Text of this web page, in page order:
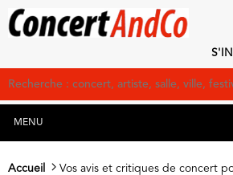
MENU
Accueil Vos avis et critiques de concert